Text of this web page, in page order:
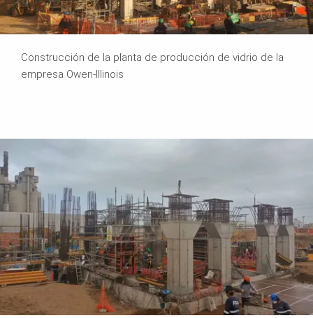
Construcción de la planta de producción de vidrio de la
empresa Owen-Illinois